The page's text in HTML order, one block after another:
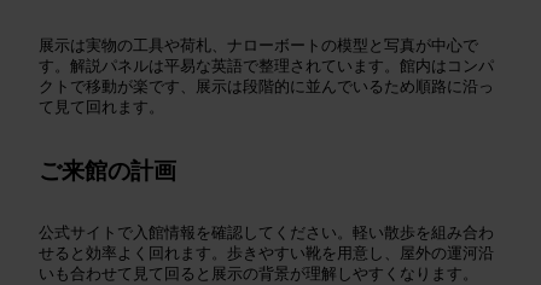
展示は実物の工具や荷札、ナローボートの模型と写真が中心で
す。解説パネルは平易な英語で整理されています。館内はコンパ
クトで移動が楽です、展示は段階的に並んでいるため順路に沿っ
て見て回れます。
ご来館の計画
公式サイトで入館情報を確認してください。軽い散歩を組み合わ
せると効率よく回れます。歩きやすい靴を用意し、屋外の運河沿
いも合わせて見て回ると展示の背景が理解しやすくなります。